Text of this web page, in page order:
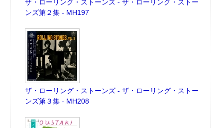
ザ・ローリング・ストーンズ - ザ・ローリング・ストー
ンズ第２集 - MH197
ザ・ローリング・ストーンズ - ザ・ローリング・ストー
ンズ第３集 - MH208